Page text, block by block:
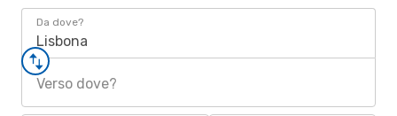
Da dove?
Lisbona
Verso dove?